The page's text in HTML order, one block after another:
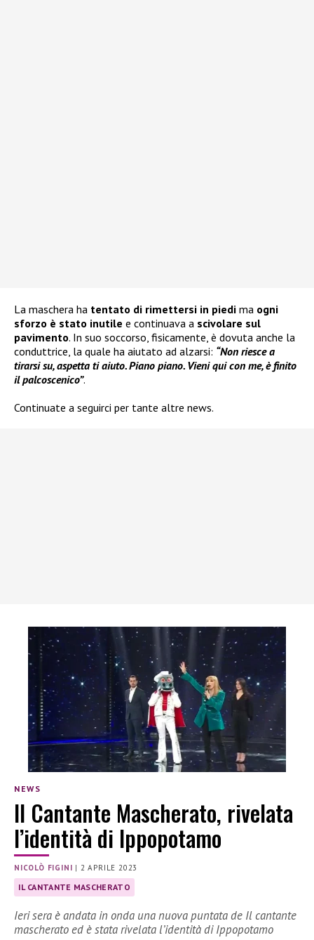
La maschera ha tentato di rimettersi in piedi ma ogni
sforzo è stato inutile e continuava a scivolare sul
pavimento. In suo soccorso, fisicamente, è dovuta anche la
conduttrice, la quale ha aiutato ad alzarsi: “Non riesce a
tirarsi su, aspetta ti aiuto. Piano piano. Vieni qui con me, è finito
il palcoscenico”.
Continuate a seguirci per tante altre news.
NEWS
Il Cantante Mascherato, rivelata
l’identità di Ippopotamo
NICOLÒ FIGINI | 2 APRILE 2023
IL CANTANTE MASCHERATO
Ieri sera è andata in onda una nuova puntata de Il cantante
mascherato ed è stata rivelata l’identità di Ippopotamo